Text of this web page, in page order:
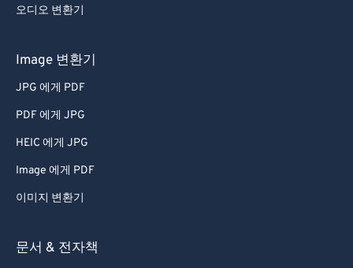
오디오 변환기
Image 변환기
JPG 에게 PDF
PDF 에게 JPG
HEIC 에게 JPG
Image 에게 PDF
이미지 변환기
문서 & 전자책